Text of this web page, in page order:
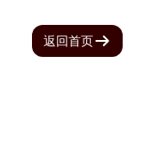
返回首页